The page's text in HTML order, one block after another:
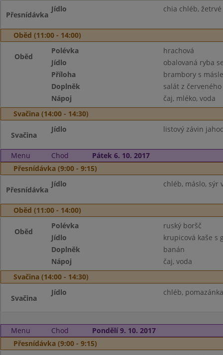
Přesnídávka
Jídlo chia chléb,
Oběd (11:00 - 14:00)
Oběd
Polévka
hrachová
Jídlo
obalovaná ryba
Příloha
brambory s
Doplněk
salát z
Nápoj
čaj, mléko, voda
Svačina (14:00 - 14:30)
Svačina
Jídlo listový závin
Menu Chod
Pátek 6. 10. 2017
Přesnídávka (9:00 - 9:15)
Přesnídávka
Jídlo chléb, máslo, sýr
Oběd (11:00 - 14:00)
Oběd
Polévka
ruský boršč
Jídlo
krupicová kaše s
Doplněk
banán
Nápoj
čaj, voda
Svačina (14:00 - 14:30)
Svačina
Jídlo chléb,
Menu Chod
Pondělí 9. 10. 2017
Přesnídávka (9:00 - 9:15)